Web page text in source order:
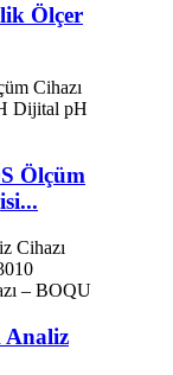
Ölçer
Ölçüm
Analiz